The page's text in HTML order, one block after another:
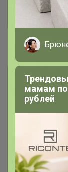
будем
выкупов будет
#В наличии
Омега-
мамам
рублей